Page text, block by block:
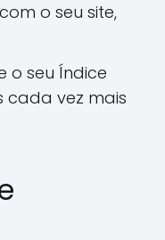
o seu site,
o seu Índice
cada vez mais